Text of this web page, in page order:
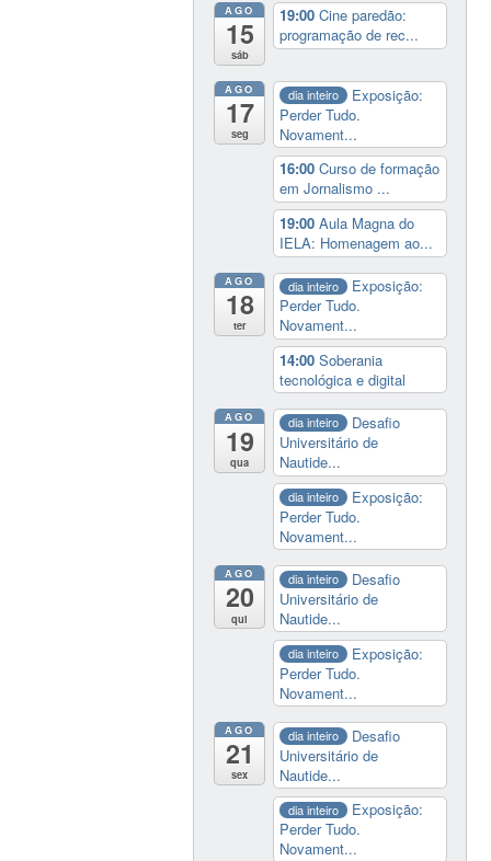
AGO
15
sáb
19:00Cine paredão:
programação de rec...
AGO
17
seg
dia inteiro
Exposição:
Perder Tudo.
Novament...
16:00Curso de formação
em Jornalismo ...
19:00Aula Magna do
IELA: Homenagem ao...
AGO
18
ter
dia inteiro
Exposição:
Perder Tudo.
Novament...
14:00Soberania
tecnológica e digital
AGO
19
qua
dia inteiro
Desafio
Universitário de
Nautide...
dia inteiro
Exposição:
Perder Tudo.
Novament...
AGO
20
qui
dia inteiro
Desafio
Universitário de
Nautide...
dia inteiro
Exposição:
Perder Tudo.
Novament...
AGO
21
sex
dia inteiro
Desafio
Universitário de
Nautide...
dia inteiro
Exposição:
Perder Tudo.
Novament...